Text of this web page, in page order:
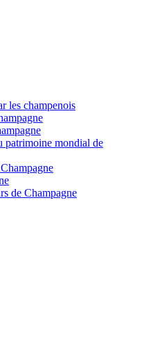
les champenois
patrimoine mondial de
de Champagne